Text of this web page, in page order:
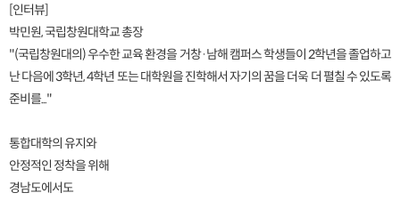
[인터뷰]
박민원, 국립창원대학교 총장
"(국립창원대의) 우수한 교육 환경을 거창·남해 캠퍼스 학생들이 2학년을 졸업하고
난 다음에 3학년, 4학년 또는 대학원을 진학해서 자기의 꿈을 더욱 더 펼칠 수 있도록
준비를..."
통합대학의 유지와
안정적인 정착을 위해
경남도에서도